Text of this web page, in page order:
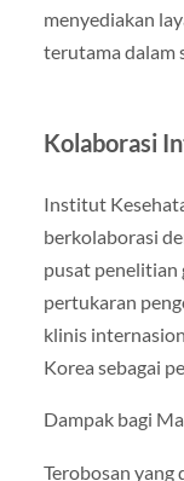
menyediakan
terutama dalam
Kolaborasi
Institut
berkolaborasi
pusat penelitian
pertukaran
klinis
Korea sebagai
Dampak bagi
Terobosan